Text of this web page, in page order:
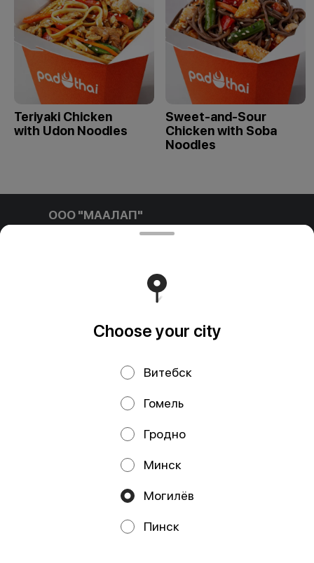
Teriyaki Chicken
with Udon Noodles
Sweet-and-Sour
Chicken with Soba
Noodles
ООО "МААЛАП"
ООО "МААЛАП" УНП 791411769 212001, г. Могилев, ул.
района г. Могилева 16.09.2025 г.
Foodpicásso
Privacy Policy
Public Offer
Choose your city
Витебск
Гомель
Гродно
Минск
Могилёв
Пинск